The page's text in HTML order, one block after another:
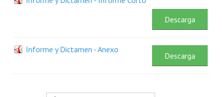
Convenios
Participación Ciudadana
Descarga
Informe y Dictamen - Anexo
Descarga